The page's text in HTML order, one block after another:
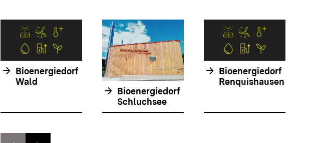
arrow_forward Bioenergiedorf
Wald
arrow_forward Bioenergiedorf
Schluchsee
arrow_forward Bioenergiedorf
Renquishausen